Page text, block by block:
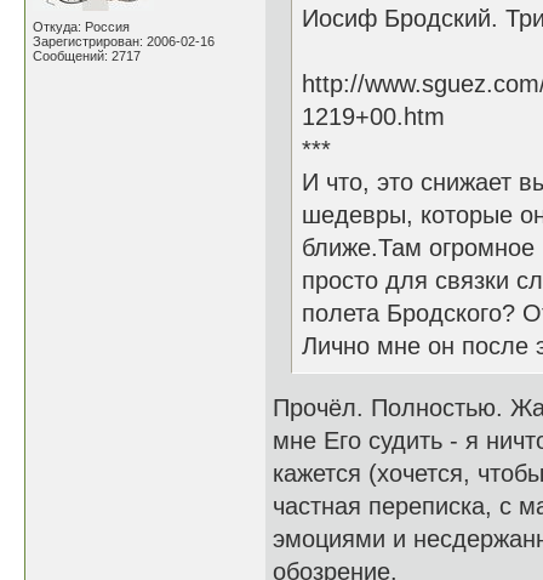
Откуда: Россия
Зарегистрирован: 2006-02-16
Сообщений: 2717
Иосиф Бродский.
http://
1219+00.htm
***
И что, это снижает
шедевры, которые
ближе.Там огромное
просто для связки
полета Бродского?
Лично мне он после
Прочёл. Полностью.
мне Его судить - я
кажется (хочется,
частная переписка, с
эмоциями и
обозрение.